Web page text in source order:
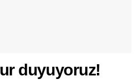
duyuyoruz!